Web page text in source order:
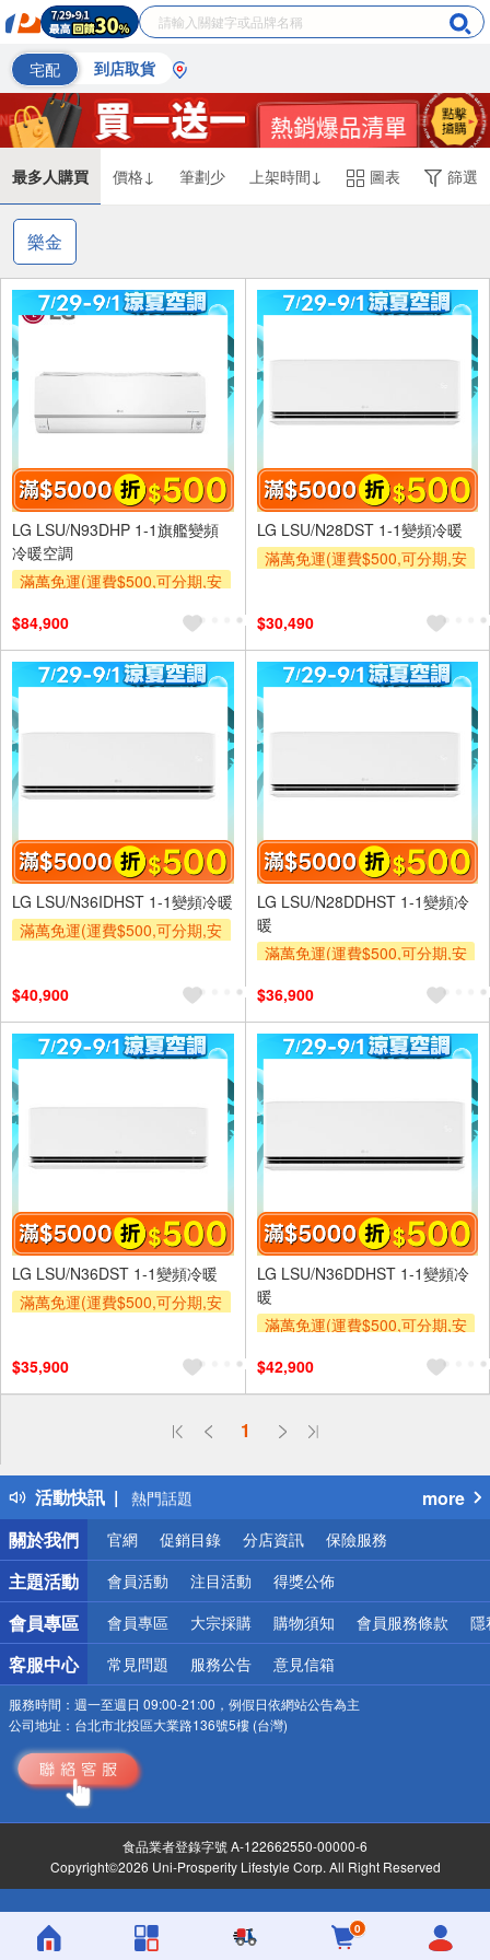
宅配 到店取貨
最多人購買 價格↓ 筆劃少 上架時間↓ 圖表 篩選
樂金
LG LSU/N93DHP 1-1旗艦變頻
冷暖空調
滿萬免運(運費$500,可分期,安
及使用6期以上分期0利率,需付
基本安裝運費)
滿額折$500
$84,900
LG LSU/N28DST 1-1變頻冷暖
滿萬免運(運費$500,可分期,安
滿額折$500
$30,490
LG LSU/N36IDHST 1-1變頻冷暖
滿萬免運(運費$500,可分期,安
滿額折$500
$40,900
LG LSU/N28DDHST 1-1變頻冷
暖
滿萬免運(運費$500,可分期,安
及使用6期以上分期0利率,需付
基本安裝運費)
滿額折$500
$36,900
LG LSU/N36DST 1-1變頻冷暖
滿萬免運(運費$500,可分期,安
滿額折$500
$35,900
LG LSU/N36DDHST 1-1變頻冷
暖
滿萬免運(運費$500,可分期,安
及使用6期以上分期0利率,需付
基本安裝運費)
$42,900
1
活動快訊
偏遠地區配送
得獎公告
熱門話題
銀行優惠
偏遠地區配送
詐騙網頁！請小心！
more
關於我們
官網 促銷目錄 分店資訊 保險服務
主題活動 會員活動 注目活動 得獎公佈
會員專區 會員專區 大宗採購 購物須知 會員服務條款 隱
客服中心 常見問題 服務公告 意見信箱
服務時間： 週一至週日 09:00-21:00，例假日依網站公告為主
公司地址： 台北市北投區大業路136號5樓 (台灣)
食品業者登錄字號 A-122662550-00000-6
Copyright©2026 Uni-Prosperity Lifestyle Corp. All Right Reserved
0